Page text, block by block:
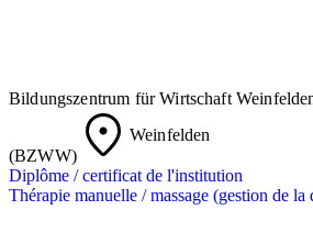
Bildungszentrum für Wirtschaft
(BZWW)
Weinfelden
Diplôme / certificat de l'institution
Thérapie manuelle / massage (gestion de la